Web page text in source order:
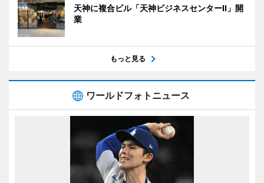
天神に複合ビル「天神ビジネスセンターII」開
業
もっと見る
ワールドフォトニュース